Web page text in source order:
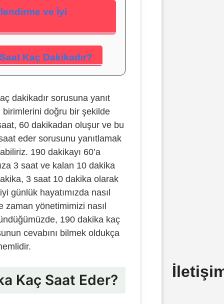
ve İyi
Kaç Dakikadır?
dakikadır sorusuna yanıt
doğru bir şekilde
60 dakikadan oluşur ve bu
eder sorusunu yanıtlamak
190 dakikayı 60’a
3 saat ve kalan 10 dakika
3 saat 10 dakika olarak
günlük hayatımızda nasıl
zaman yönetimimizi nasıl
190 dakika kaç
cevabını bilmek oldukça
Kaç Saat Eder?